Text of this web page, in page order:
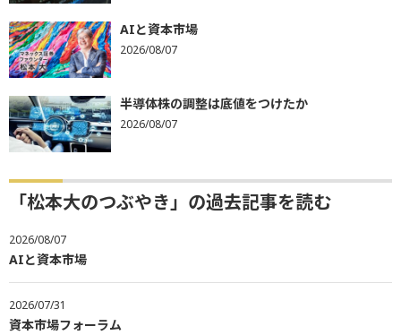
AIと資本市場
2026/08/07
半導体株の調整は底値をつけたか
2026/08/07
「松本大のつぶやき」の過去記事を読む
2026/08/07
AIと資本市場
2026/07/31
資本市場フォーラム